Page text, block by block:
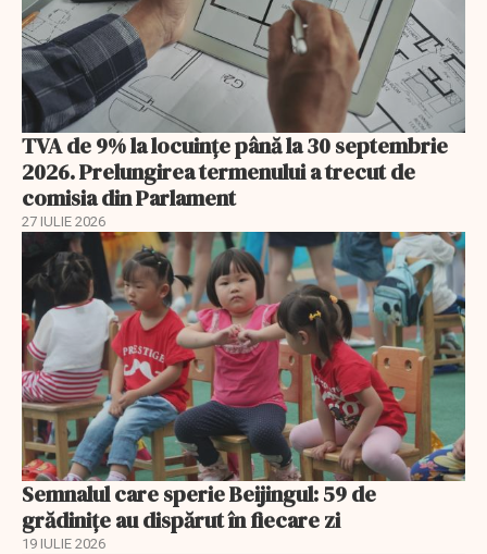
TVA de 9% la locuințe până la 30 septembrie
2026. Prelungirea termenului a trecut de
comisia din Parlament
27 IULIE 2026
Semnalul care sperie Beijingul: 59 de
grădinițe au dispărut în fiecare zi
19 IULIE 2026